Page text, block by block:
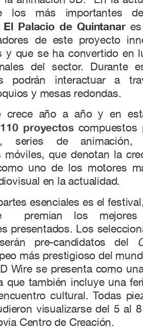
los más importantes
El Palacio de Quintanares
de este proyecto
y que se ha convertido en
del sector. Durante
podrán interactuar a
y mesas redondas.
crece año a año y en
110 proyectos compuestos
series de animación,
móviles, que denotan la
uno de los motores
en la actualidad.
esenciales es el
los mejores
presentados. Los
pre-candidatos del
más prestigioso del
Wire se presenta como
que también incluye una
cultural. Todas
visualizarse del 5 al
Centro de Creación.